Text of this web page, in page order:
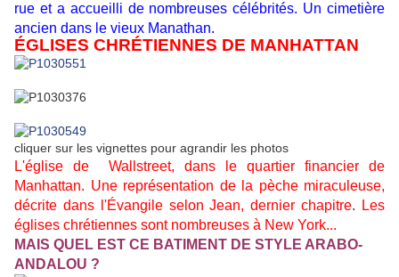
rue et a accueilli de nombreuses célébrités. Un cimetière
ancien dans le vieux Manathan.
ÉGLISES CHRÉTIENNES DE MANHATTAN
cliquer sur les vignettes pour agrandir les photos
L'église de Wallstreet, dans le quartier financier de
Manhattan. Une représentation de la pèche miraculeuse,
décrite dans l'Évangile selon Jean, dernier chapitre.
Les
églises chrétiennes sont nombreuses à New York...
MAIS QUEL EST CE BATIMENT DE STYLE ARABO-
ANDALOU ?